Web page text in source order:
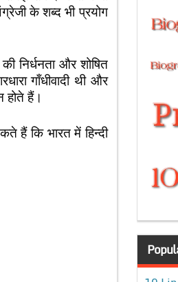
के शब्द भी प्रयोग
निर्धनता और शोषित
गाँधीवादी थी और
होते हैं।
हैं कि भारत में हिन्दी